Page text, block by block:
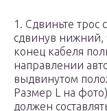
1. Сдвиньте трос
сдвинув нижний,
конец кабеля
направлении
выдвинутом
Размер L на
должен